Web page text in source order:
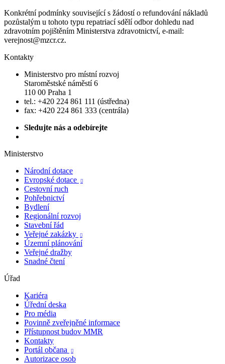
Konkrétní podmínky související s žádostí o refundování nákladů
pozůstalým u tohoto typu repatriací sdělí odbor dohledu nad
zdravotním pojištěním Ministerstva zdravotnictví, e-mail:
verejnost@mzcr.cz.
Kontakty
Ministerstvo pro místní rozvoj
Staroměstské náměstí 6
110 00 Praha 1
tel.: +420 224 861 111 (ústředna)
fax: +420 224 861 333 (centrála)
Sledujte nás a odebírejte
Ministerstvo
Národní dotace
Evropské dotace

Cestovní ruch
Pohřebnictví
Bydlení
Regionální rozvoj
Stavební řád
Veřejné zakázky

Územní plánování
Veřejné dražby
Snadné čtení
Úřad
Kariéra
Úřední deska
Pro média
Povinně zveřejněné informace
Přístupnost budov MMR
Kontakty
Portál občana

Autorizace osob